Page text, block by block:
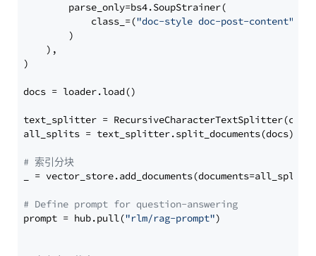
        parse_only=bs4.SoupStrainer(
            class_=(
"doc-style doc-post-content"
        )
    ),
)
docs = loader.load()
text_splitter =
all_splits = text_splitter.split_documents(docs)
# 索引分块
_ = vector_store.add_documents(documents=all_splits)
# Define prompt for question-answering
prompt = hub.pull("rlm/rag-prompt")